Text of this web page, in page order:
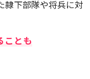
隷下部隊や将兵に対
ことも